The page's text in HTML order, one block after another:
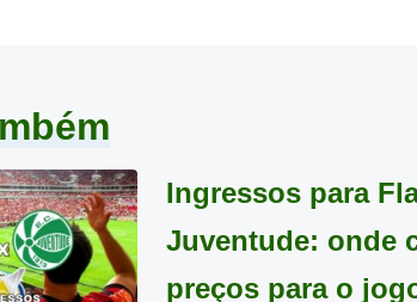
Ingressos para
Juventude: onde
preços para o